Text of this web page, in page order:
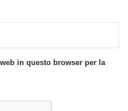
in questo browser per la